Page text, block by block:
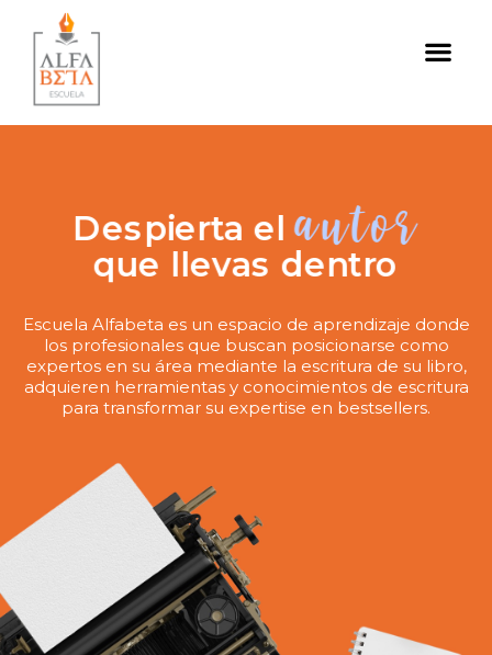
Desbloquea tu
potencial deescritor
enbestsellers
Despierta elautor
que llevas dentro
Escuela Alfabeta es un espacio de aprendizaje donde
los profesionales que buscan posicionarse como
expertos en su área mediante la escritura de su libro,
adquieren herramientas y conocimientos de escritura
para transformar su expertise en bestsellers.